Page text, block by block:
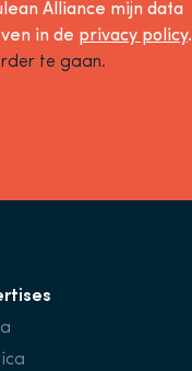
Alliance mijn data
in de privacy policy.
te gaan.